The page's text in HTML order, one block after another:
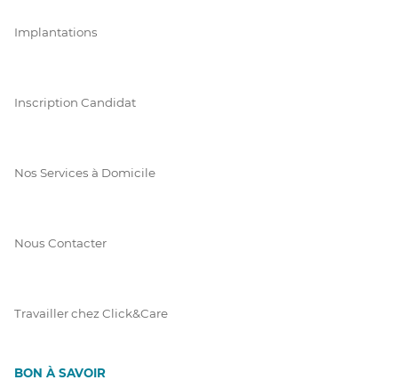
Implantations
Inscription Candidat
Nos Services à Domicile
Nous Contacter
Travailler chez Click&Care
BON À SAVOIR